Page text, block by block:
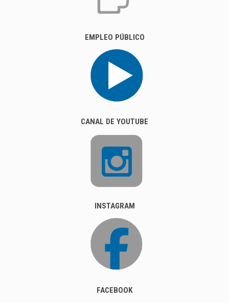
EMPLEO PÚBLICO
CANAL DE YOUTUBE
INSTAGRAM
FACEBOOK